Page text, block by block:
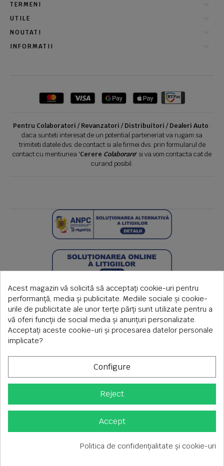
TERMENI
UTILE
NOUTATI
INFORMATII
Pentru Colaboratori / Revanzatori / Distribuitori / Dealeri Auto :
daca sunteti interesat de un potential parteneriat va rugam sa
trimiteti datele dvs. de contact si ale firmei dvs. prin formularul de
contact cu mentiunea 'Cerere Colaborare' si va vom contacta cat de
curand posibil.
Copyright © 2026 S.C. Rimi S.R.L. , Reg.Com: J1992000639351,
CUI: RO1824566
Tel fix: 0256-275 273 mobil: 0720 699 655 ,
Acest magazin vă solicită să acceptați cookie-uri pentru
performanță, media și publicitate. Mediile sociale și cookie-
urile de publicitate ale unor terțe părți sunt utilizate pentru a
vă oferi funcții de social media și anunțuri personalizate.
Acceptați aceste cookie-uri și procesarea datelor personale
implicate?
Configure
Reject
Accept
Politica de confidențialitate și cookie-uri